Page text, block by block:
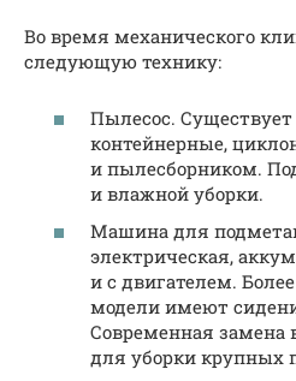
Во время механического
следующую технику:
Пылесос. Существует
контейнерные,
и пылесборником.
и влажной уборки.
Машина для
электрическая,
и с двигателем.
модели имеют
Современная замена
для уборки крупных